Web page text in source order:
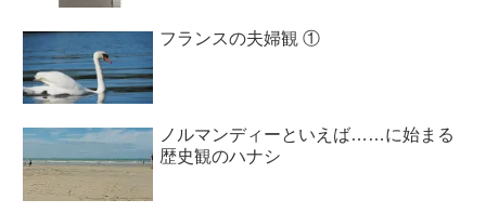
フランスの夫婦観 ①
ノルマンディーといえば……に始まる
歴史観のハナシ